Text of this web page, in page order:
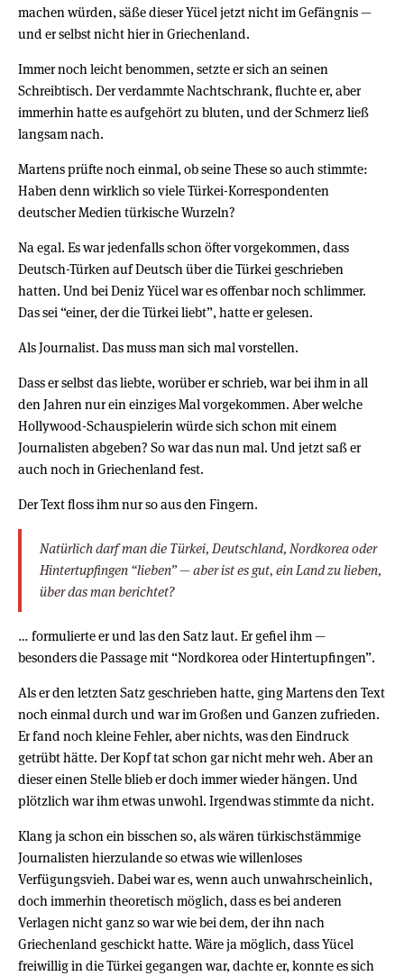
machen würden, säße dieser Yücel jetzt nicht im Gefängnis —
und er selbst nicht hier in Griechenland.
Immer noch leicht benommen, setzte er sich an seinen
Schreibtisch. Der verdammte Nachtschrank, fluchte er, aber
immerhin hatte es aufgehört zu bluten, und der Schmerz ließ
langsam nach.
Martens prüfte noch einmal, ob seine These so auch stimmte:
Haben denn wirklich so viele Türkei-Korrespondenten
deutscher Medien türkische Wurzeln?
Na egal. Es war jedenfalls schon öfter vorgekommen, dass
Deutsch-Türken auf Deutsch über die Türkei geschrieben
hatten. Und bei Deniz Yücel war es offenbar noch schlimmer.
Das sei “einer, der die Türkei liebt”, hatte er gelesen.
Als Journalist. Das muss man sich mal vorstellen.
Dass er selbst das liebte, worüber er schrieb, war bei ihm in all
den Jahren nur ein einziges Mal vorgekommen. Aber welche
Hollywood-Schauspielerin würde sich schon mit einem
Journalisten abgeben? So war das nun mal. Und jetzt saß er
auch noch in Griechenland fest.
Der Text floss ihm nur so aus den Fingern.
Natürlich darf man die Türkei, Deutschland, Nordkorea oder
Hintertupfingen “lieben” — aber ist es gut, ein Land zu lieben,
über das man berichtet?
… formulierte er und las den Satz laut. Er gefiel ihm —
besonders die Passage mit “Nordkorea oder Hintertupfingen”.
Als er den letzten Satz geschrieben hatte, ging Martens den Text
noch einmal durch und war im Großen und Ganzen zufrieden.
Er fand noch kleine Fehler, aber nichts, was den Eindruck
getrübt hätte. Der Kopf tat schon gar nicht mehr weh. Aber an
dieser einen Stelle blieb er doch immer wieder hängen. Und
plötzlich war ihm etwas unwohl. Irgendwas stimmte da nicht.
Klang ja schon ein bisschen so, als wären türkischstämmige
Journalisten hierzulande so etwas wie willenloses
Verfügungsvieh. Dabei war es, wenn auch unwahrscheinlich,
doch immerhin theoretisch möglich, dass es bei anderen
Verlagen nicht ganz so war wie bei dem, der ihn nach
Griechenland geschickt hatte. Wäre ja möglich, dass Yücel
freiwillig in die Türkei gegangen war, dachte er, konnte es sich